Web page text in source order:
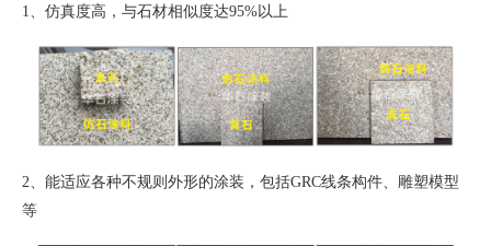
1、 仿真度高，与石材相似度达95%以上
2、 能适应各种不规则外形的涂装，包括GRC线条构件、雕塑模型
等